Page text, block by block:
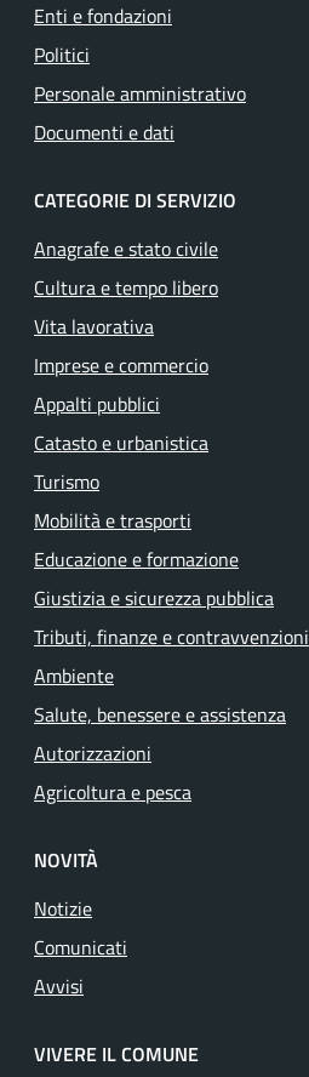
Enti e fondazioni
Politici
Personale amministrativo
Documenti e dati
CATEGORIE DI SERVIZIO
Anagrafe e stato civile
Cultura e tempo libero
Vita lavorativa
Imprese e commercio
Appalti pubblici
Catasto e urbanistica
Turismo
Mobilità e trasporti
Educazione e formazione
Giustizia e sicurezza pubblica
Tributi, finanze e contravvenzioni
Ambiente
Salute, benessere e assistenza
Autorizzazioni
Agricoltura e pesca
NOVITÀ
Notizie
Comunicati
Avvisi
VIVERE IL COMUNE